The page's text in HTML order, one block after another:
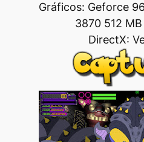
Gráficos: Geforce
3870 512
DirectX: